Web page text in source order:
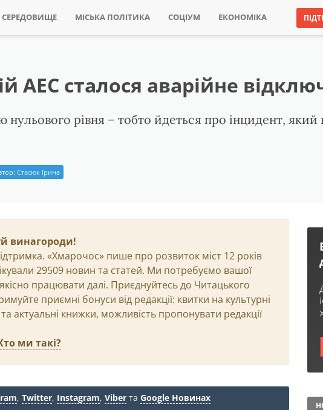
СЕРЕДОВИЩЕ МІСЬКА ПОЛІТИКА СОЦІУМ ЕКОНОМІКА
АЕС сталося аварійне
рівня – тобто йдеться про інцидент, який
Стасюк Ірина
винагороди!
«Хмарочос» пише про розвиток міст 12 років
29509 новин та статей. Ми потребуємо вашої
працювати далі. Приєднуйтесь до Читацького
приємні бонуси від редакції: квитки на культурні
актуальні книжки, можливість пропонувати редакції
ми такі?
, Twitter, Instagram, Viber та Google Новинах